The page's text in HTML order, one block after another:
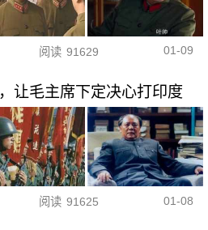
阅读 91629 01-09
让毛主席下定决心打印度
阅读 91625 01-08